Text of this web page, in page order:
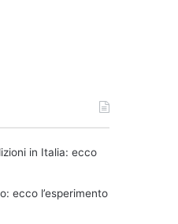
in Italia: ecco
ecco l’esperimento